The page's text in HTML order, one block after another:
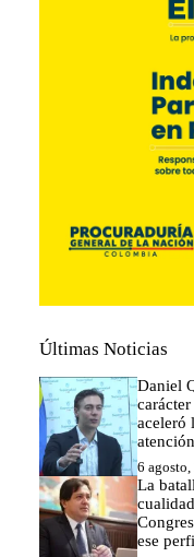
Últimas Noticias
Daniel
aceleró
6
La
ese